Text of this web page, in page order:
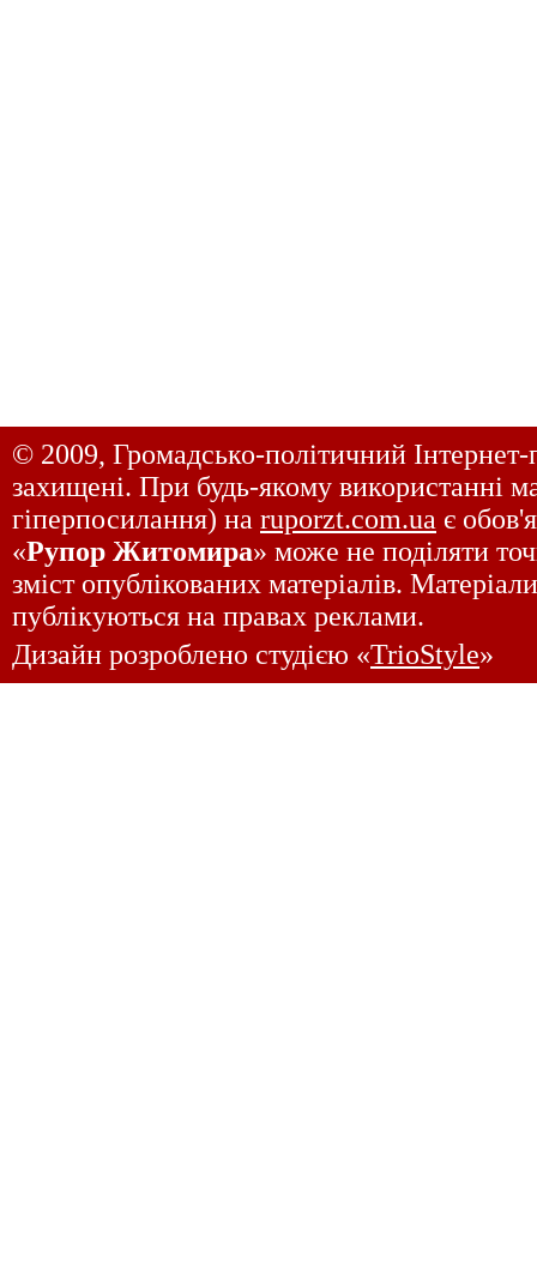
© 2009, Громадсько-політичний Інтернет-
захищені. При будь-якому використанні
гіперпосилання) на ruporzt.com.ua є
«Рупор Житомира» може не поділяти
зміст опублікованих матеріалів.
публікуються на правах реклами.
Дизайн розроблено студією «TrioStyle»